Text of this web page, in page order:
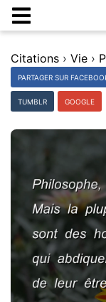
Citations › Vie ›
PARTAGER SUR
TUMBLR GOOGLE